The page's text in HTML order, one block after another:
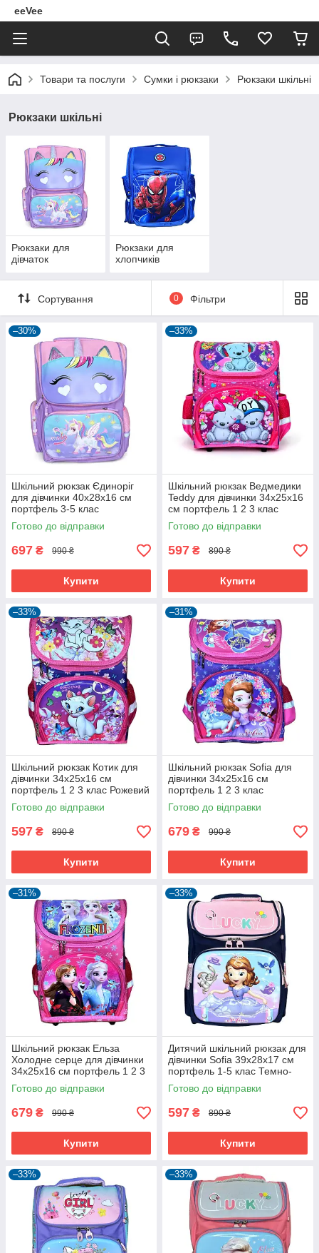
eeVee
Товари та послуги Сумки і рюкзаки Рюкзаки шкільні
Рюкзаки шкільні
Рюкзаки для
дівчаток
Рюкзаки для
хлопчиків
Сортування 0 Фільтри
–30%
Шкільний рюкзак Єдиноріг
для дівчинки 40х28х16 см
портфель 3-5 клас
Фіолетовий (60957)
Готово до відправки
697 ₴ 990 ₴
Купити
–33%
Шкільний рюкзак Ведмедики
Teddy для дівчинки 34х25х16
см портфель 1 2 3 клас
Рожевий (60952)
Готово до відправки
597 ₴ 890 ₴
Купити
–33%
Шкільний рюкзак Котик для
дівчинки 34х25х16 см
портфель 1 2 3 клас Рожевий
(60953)
Готово до відправки
597 ₴ 890 ₴
Купити
–31%
Шкільний рюкзак Sofia для
дівчинки 34х25х16 см
портфель 1 2 3 клас
Фіолетовий (60954)
Готово до відправки
679 ₴ 990 ₴
Купити
–31%
Шкільний рюкзак Ельза
Холодне серце для дівчинки
34х25х16 см портфель 1 2 3
клас Рожевий (60951)
Готово до відправки
679 ₴ 990 ₴
Купити
–33%
Дитячий шкільний рюкзак для
дівчинки Sofia 39х28х17 см
портфель 1-5 клас Темно-
синій (60967)
Готово до відправки
597 ₴ 890 ₴
Купити
–33% –33%